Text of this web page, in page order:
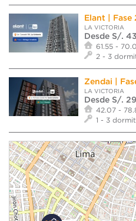
Elant | Fase
LA VICTORIA
Desde S/.
61.55 -
2 - 3
Zendai |
LA VICTORIA
Desde S/.
42.07 -
1 - 3